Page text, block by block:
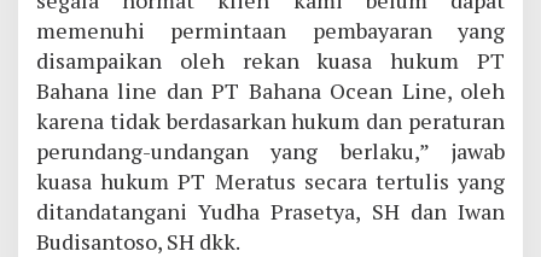
memenuhi permintaan pembayaran yang
disampaikan oleh rekan kuasa hukum PT
Bahana line dan PT Bahana Ocean Line, oleh
karena tidak berdasarkan hukum dan peraturan
perundang-undangan yang berlaku,” jawab
kuasa hukum PT Meratus secara tertulis yang
ditandatangani Yudha Prasetya, SH dan Iwan
Budisantoso, SH dkk.